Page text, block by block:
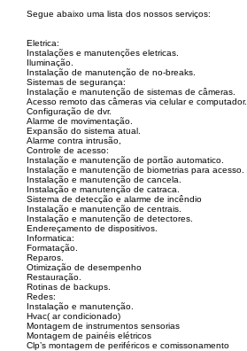
Segue abaixo uma lista dos nossos serviços:
Eletrica:
Instalações e manutenções eletricas.
Iluminação.
Instalação de manutenção de no-breaks.
Sistemas de segurança:
Instalação e manutenção de sistemas de câmeras.
Acesso remoto das câmeras via celular e computador.
Configuração de dvr.
Alarme de movimentação.
Expansão do sistema atual.
Alarme contra intrusão,
Controle de acesso:
Instalação e manutenção de portão automatico.
Instalação e manutenção de biometrias para acesso.
Instalação e manutenção de cancela.
Instalação e manutenção de catraca.
Sistema de detecção e alarme de incêndio
Instalação e manutenção de centrais.
Instalação e manutenção de detectores.
Endereçamento de dispositivos.
Informatica:
Formatação.
Reparos.
Otimização de desempenho
Restauração.
Rotinas de backups.
Redes:
Instalação e manutenção.
Hvac( ar condicionado)
Montagem de instrumentos sensorias
Montagem de painéis elétricos
Clp’s montagem de periféricos e comissonamento